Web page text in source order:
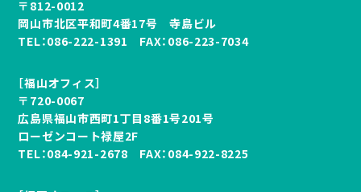
〒812-0012
岡山市北区平和町4番17号 寺島ビル
TEL：086-222-1391 FAX：086-223-7034
［福山オフィス］
〒720-0067
広島県福山市西町1丁目8番1号201号
ローゼンコート禄屋2F
TEL：084-921-2678 FAX：084-922-8225